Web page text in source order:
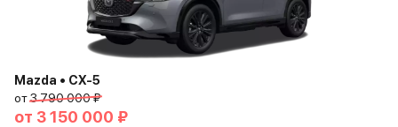
Mazda • CX-5
от3 790 000 ₽
от 3 150 000 ₽